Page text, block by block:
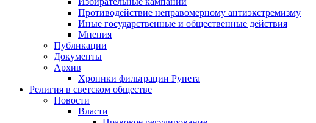
Противодействие неправомерному антиэкстремизму
Иные государственные и общественные действия
Мнения
Публикации
Документы
Архив
Хроники фильтрации Рунета
Религия в светском обществе
Новости
Власти